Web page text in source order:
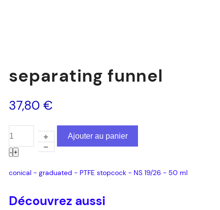
separating funnel
37,80 €
- +
Ajouter au panier
conical - graduated - PTFE stopcock - NS 19/26 - 50 ml
Découvrez aussi